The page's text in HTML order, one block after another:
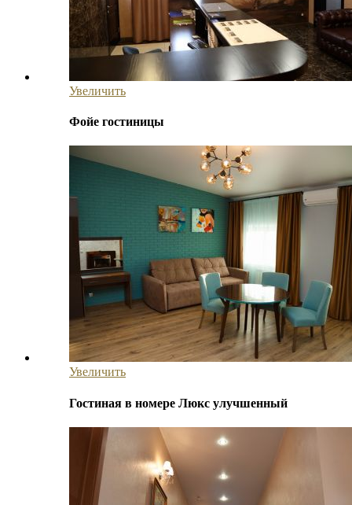
Увеличить
Фойе гостиницы
Увеличить
Гостиная в номере Люкс улучшенный